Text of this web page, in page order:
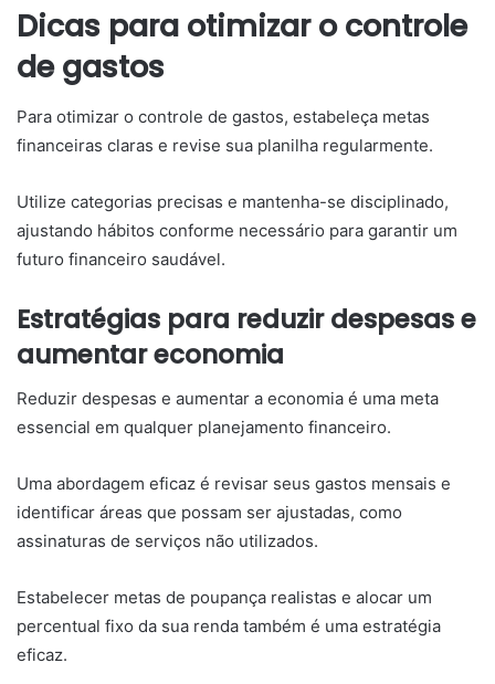
Dicas para otimizar o controle
de gastos
Para otimizar o controle de gastos, estabeleça metas
financeiras claras e revise sua planilha regularmente.
Utilize categorias precisas e mantenha-se disciplinado,
ajustando hábitos conforme necessário para garantir um
futuro financeiro saudável.
Estratégias para reduzir despesas e
aumentar economia
Reduzir despesas e aumentar a economia é uma meta
essencial em qualquer planejamento financeiro.
Uma abordagem eficaz é revisar seus gastos mensais e
identificar áreas que possam ser ajustadas, como
assinaturas de serviços não utilizados.
Estabelecer metas de poupança realistas e alocar um
percentual fixo da sua renda também é uma estratégia
eficaz.